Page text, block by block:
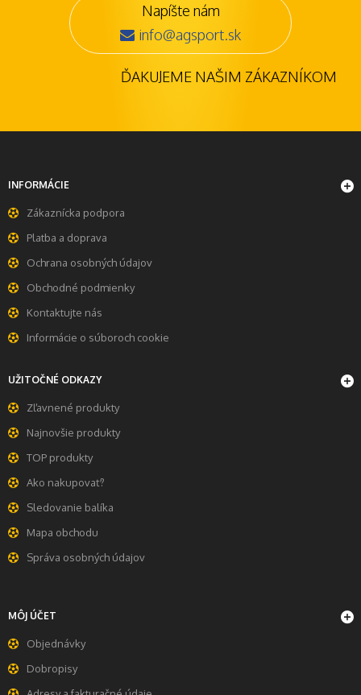
Napíšte nám
info@agsport.sk
ĎAKUJEME NAŠIM ZÁKAZNÍKOM
INFORMÁCIE
Zákaznícka podpora
Platba a doprava
Ochrana osobných údajov
Obchodné podmienky
Kontaktujte nás
Informácie o súboroch cookie
UŽITOČNÉ ODKAZY
Zľavnené produkty
Najnovšie produkty
TOP produkty
Ako nakupovať?
Sledovanie balíka
Mapa obchodu
Správa osobných údajov
MÔJ ÚČET
Objednávky
Dobropisy